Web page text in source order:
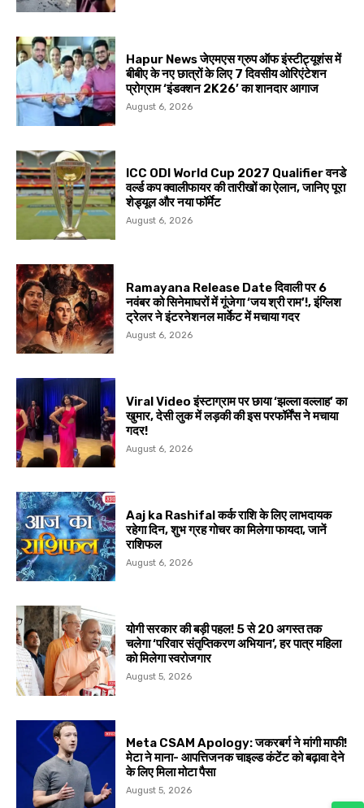
Hapur News जेएमएस ग्रुप ऑफ इंस्टीट्यूशंस में
बीबीए के नए छात्रों के लिए 7 दिवसीय ओरिएंटेशन
प्रोग्राम ‘इंडक्शन 2K26’ का शानदार आगाज
August 6, 2026
ICC ODI World Cup 2027 Qualifier वनडे
वर्ल्ड कप क्वालीफायर की तारीखों का ऐलान, जानिए पूरा
शेड्यूल और नया फॉर्मेट
August 6, 2026
Ramayana Release Date दिवाली पर 6
नवंबर को सिनेमाघरों में गूंजेगा ‘जय श्री राम’!, इंग्लिश
ट्रेलर ने इंटरनेशनल मार्केट में मचाया गदर
August 6, 2026
Viral Video इंस्टाग्राम पर छाया ‘झल्ला वल्लाह’ का
खुमार, देसी लुक में लड़की की इस परफॉर्मेंस ने मचाया
गदर!
August 6, 2026
Aaj ka Rashifal कर्क राशि के लिए लाभदायक
रहेगा दिन, शुभ ग्रह गोचर का मिलेगा फायदा, जानें
राशिफल
August 6, 2026
योगी सरकार की बड़ी पहल! 5 से 20 अगस्त तक
चलेगा ‘परिवार संतृप्तिकरण अभियान’, हर पात्र महिला
को मिलेगा स्वरोजगार
August 5, 2026
Meta CSAM Apology: जकरबर्ग ने मांगी माफी!
मेटा ने माना- आपत्तिजनक चाइल्ड कंटेंट को बढ़ावा देने
के लिए मिला मोटा पैसा
August 5, 2026